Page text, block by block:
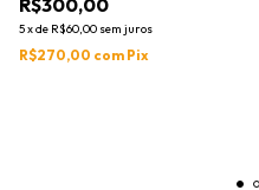
R$300,00
5xde R$60,00 sem juros
R$270,00 com Pix